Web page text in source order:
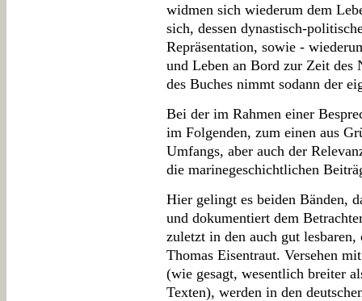
widmen sich wiederum dem
sich, dessen dynastisch-
Repräsentation, sowie -
und Leben an Bord zur Zeit des
des Buches nimmt sodann der
Bei der im Rahmen einer
im Folgenden, zum einen aus
Umfangs, aber auch der
die marinegeschichtlichen
Hier gelingt es beiden Bänden,
und dokumentiert dem
zuletzt in den auch gut
Thomas Eisentraut. Versehen
(wie gesagt, wesentlich breiter
Texten), werden in den